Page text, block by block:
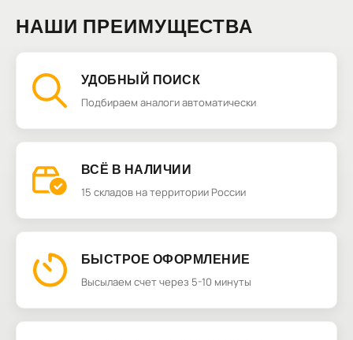
НАШИ ПРЕИМУЩЕСТВА
УДОБНЫЙ ПОИСК
Подбираем аналоги автоматически
ВСЁ В НАЛИЧИИ
15 складов на территории России
БЫСТРОЕ ОФОРМЛЕНИЕ
Высылаем счет через 5-10 минуты